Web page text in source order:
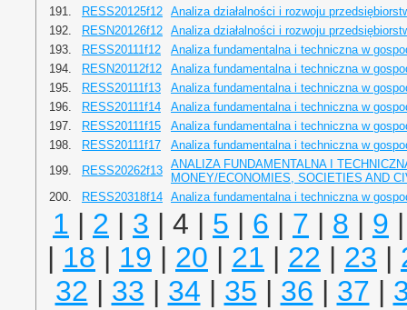
191.
RESS20125f12 Analiza działalności i rozwoju
192.
RESN20126f12 Analiza działalności i rozwoju
193.
RESS20111f12
Analiza fundamentalna i techniczna w
194.
RESN20112f12
Analiza fundamentalna i techniczna w
195.
RESS20111f13
Analiza fundamentalna i techniczna w
196.
RESS20111f14
Analiza fundamentalna i techniczna w
197.
RESS20111f15
Analiza fundamentalna i techniczna w
198.
RESS20111f17
Analiza fundamentalna i techniczna w
199.
RESS20262f13 ANALIZA FUNDAMENTALNA I
MONEY/ECONOMIES, SOCIETIES AND
200.
RESS20318f14 Analiza fundamentalna i techniczna w
1 | 2 | 3 | 4 | 5 | 6 | 7 | 8 | 9
| 18 | 19 | 20 | 21 | 22 | 23 |
32 | 33 | 34 | 35 | 36 | 37 |